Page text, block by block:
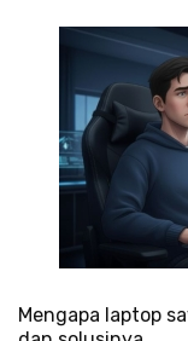
Mengapa laptop